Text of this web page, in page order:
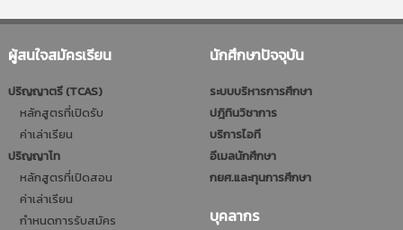
ผู้สนใจสมัครเรียน
ปริญญาตรี (TCAS)
หลักสูตรที่เปิดรับ
ค่าเล่าเรียน
ปริญญาโท
หลักสูตรที่เปิดสอน
ค่าเล่าเรียน
กำหนดการรับสมัคร
นักศึกษาปัจจุบัน
ระบบบริหารการศึกษา
ปฎิทินวิชาการ
บริการไอที
อีเมลนักศึกษา
กยศ.และทุนการศึกษา
บุคลากร